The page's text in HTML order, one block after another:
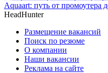
Aquaart: путь от промоутера
HeadHunter
Размещение вакансий
Поиск по резюме
О компании
Наши вакансии
Реклама на сайте